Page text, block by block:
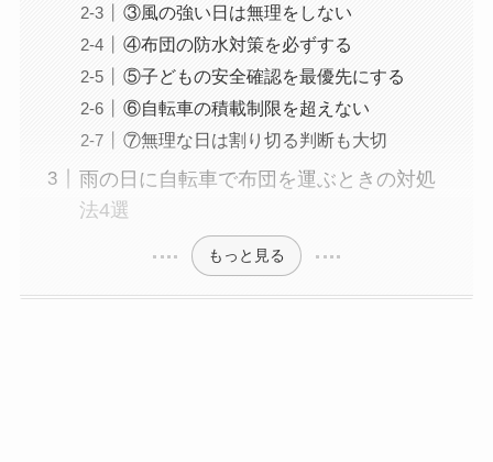
③風の強い日は無理をしない
④布団の防水対策を必ずする
⑤子どもの安全確認を最優先にする
⑥自転車の積載制限を超えない
⑦無理な日は割り切る判断も大切
雨の日に自転車で布団を運ぶときの対処
法4選
もっと見る